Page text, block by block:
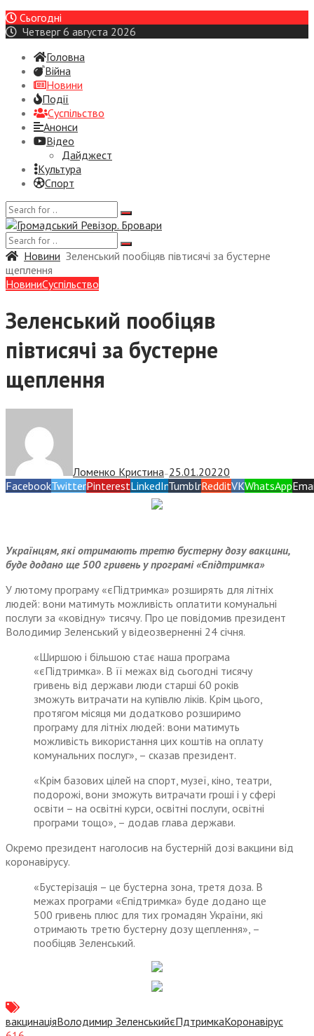
Сьогодні
Четверг 6 августа 2026
Головна
Війна
Новини
Події
Суспiльство
Анонси
Відео
Дайджест
Культура
Спорт
Новини Зеленський пообіцяв півтисячі за бустерне
щеплення
НовиниСуспiльство
Зеленський пообіцяв
півтисячі за бустерне
щеплення
Ломенко Кристина— 25.01.20220
FacebookTwitterPinterestLinkedInTumblrRedditVKWhatsApp
Українцям, які отримають третю бустерну дозу вакцини,
буде додано ще 500 гривень у програмі «Єпідтримка»
У лютому програму «єПідтримка» розширять для літніх
людей: вони матимуть можливість оплатити комунальні
послуги за «ковідну» тисячу. Про це повідомив президент
Володимир Зеленський у відеозверненні 24 січня.
«Ширшою і більшою стає наша програма
«єПідтримка». В її межах від сьогодні тисячу
гривень від держави люди старші 60 років
зможуть витрачати на купівлю ліків. Крім цього,
протягом місяця ми додатково розширимо
програму для літніх людей: вони матимуть
можливість використання цих коштів на оплату
комунальних послуг», – сказав президент.
«Крім базових цілей на спорт, музеї, кіно, театри,
подорожі, вони зможуть витрачати гроші і у сфері
освіти – на освітні курси, освітні послуги, освітні
програми тощо», – додав глава держави.
Окремо президент наголосив на бустерній дозі вакцини від
коронавірусу.
«Бустерізація – це бустерна зона, третя доза. В
межах програми «Єпідтримка» буде додано ще
500 гривень плюс для тих громадян України, які
отримають третю бустерну дозу щеплення», –
пообіцяв Зеленський.
вакцинаціяВолодимир ЗеленськийєПдтримкаКоронавірус